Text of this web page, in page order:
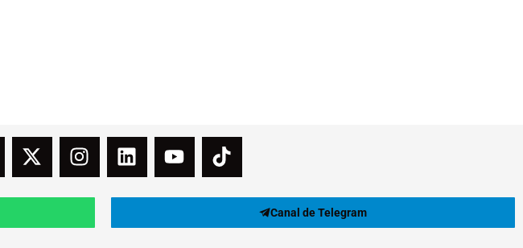
Canal de Telegram